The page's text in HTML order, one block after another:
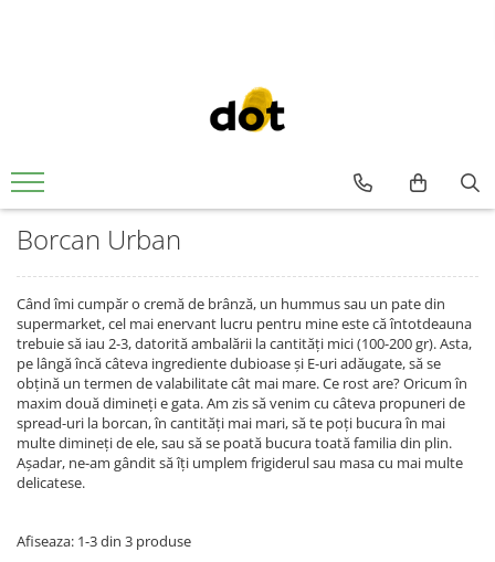
Borcan Urban
Când îmi cumpăr o cremă de brânză, un hummus sau un pate din
supermarket, cel mai enervant lucru pentru mine este că întotdeauna
trebuie să iau 2-3, datorită ambalării la cantități mici (100-200 gr). Asta,
pe lângă încă câteva ingrediente dubioase și E-uri adăugate, să se
obțină un termen de valabilitate cât mai mare. Ce rost are? Oricum în
maxim două dimineți e gata. Am zis să venim cu câteva propuneri de
spread-uri la borcan, în cantități mai mari, să te poți bucura în mai
multe dimineți de ele, sau să se poată bucura toată familia din plin.
Așadar, ne-am gândit să îți umplem frigiderul sau masa cu mai multe
delicatese.
Afiseaza: 1-3din 3 produse